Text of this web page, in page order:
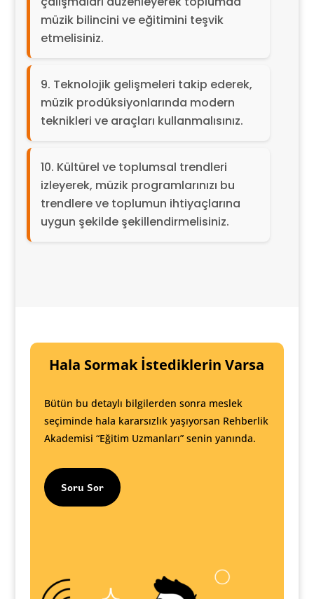
müzik bilincini ve eğitimini teşvik
etmelisiniz.
Teknolojik gelişmeleri takip ederek,
müzik prodüksiyonlarında modern
teknikleri ve araçları kullanmalısınız.
Kültürel ve toplumsal trendleri
izleyerek, müzik programlarınızı bu
trendlere ve toplumun ihtiyaçlarına
uygun şekilde şekillendirmelisiniz.
Hala Sormak İstediklerin Varsa
Bütün bu detaylı bilgilerden sonra meslek
seçiminde hala kararsızlık yaşıyorsan Rehberlik
Akademisi “Eğitim Uzmanları” senin yanında.
Soru Sor